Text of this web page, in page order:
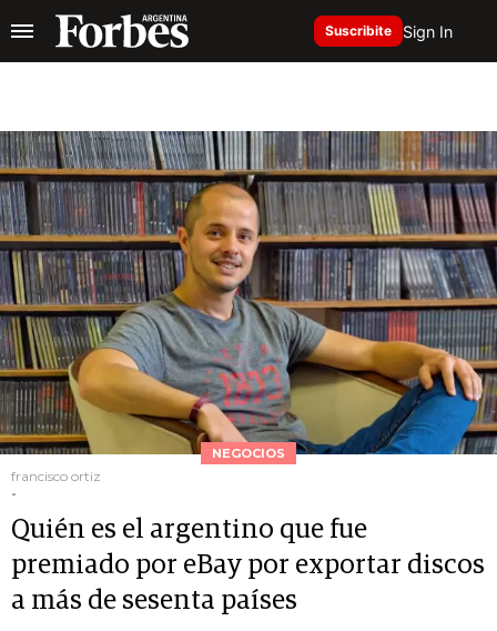
Suscribite Sign In
NEGOCIOS
francisco ortiz
-
Quién es el argentino que fue
premiado por eBay por exportar discos
a más de sesenta países